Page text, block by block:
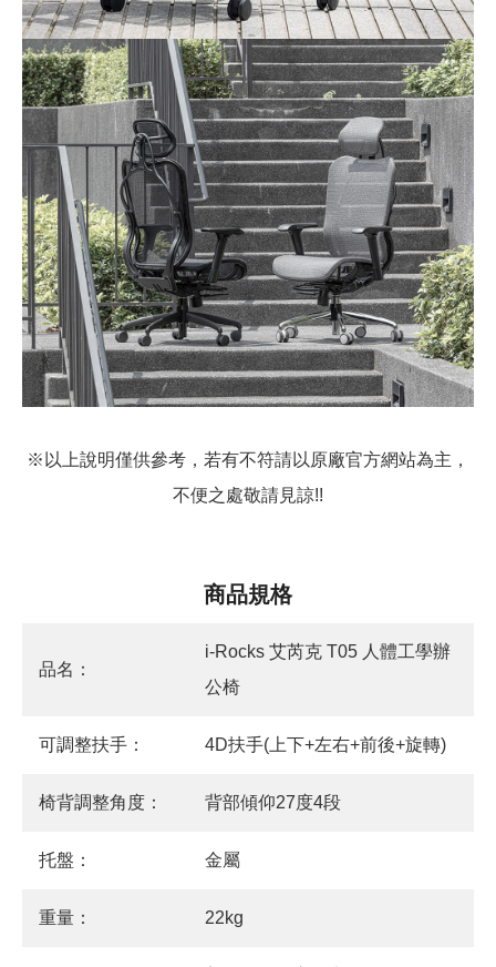
※以上說明僅供參考，若有不符請以原廠官方網站為主，
不便之處敬請見諒!!
商品規格
品名：
i-Rocks 艾芮克 T05 人體工學辦
公椅
可調整扶手： 4D扶手(上下+左右+前後+旋轉)
椅背調整角度： 背部傾仰27度4段
托盤： 金屬
重量： 22kg